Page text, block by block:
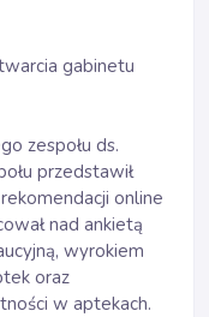
gabinetu
zespołu ds.
przedstawił
online
nad ankietą
wyrokiem
oraz
w aptekach.